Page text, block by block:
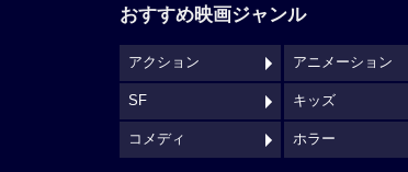
おすすめ映画ジャンル
アクション アニメーション
SF キッズ
コメディ ホラー